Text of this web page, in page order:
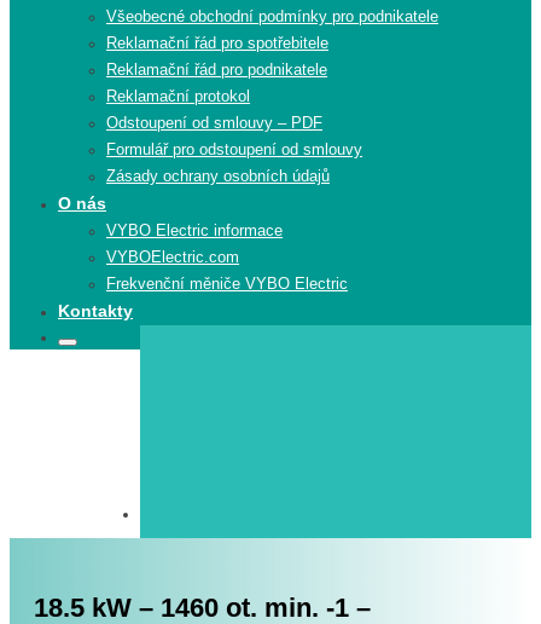
Všeobecné obchodní podmínky pro podnikatele
Reklamační řád pro spotřebitele
Reklamační řád pro podnikatele
Reklamační protokol
Odstoupení od smlouvy – PDF
Formulář pro odstoupení od smlouvy
Zásady ochrany osobních údajů
O nás
VYBO Electric informace
VYBOElectric.com
Frekvenční měniče VYBO Electric
Kontakty
Search
Search
18.5 kW – 1460 ot. min. -1 –